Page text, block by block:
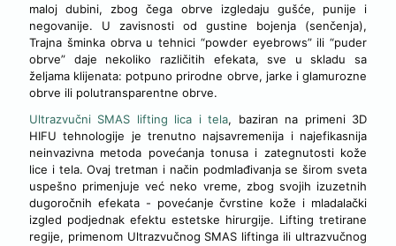
maloj dubini, zbog čega obrve izgledaju gušće, punije i
negovanije. U zavisnosti od gustine bojenja (senčenja),
Trajna šminka obrva u tehnici “powder eyebrows” ili “puder
obrve” daje nekoliko različitih efekata, sve u skladu sa
željama klijenata: potpuno prirodne obrve, jarke i glamurozne
obrve ili polutransparentne obrve.
Ultrazvučni SMAS lifting lica i tela, baziran na primeni 3D
HIFU tehnologije je trenutno najsavremenija i najefikasnija
neinvazivna metoda povećanja tonusa i zategnutosti kože
lice i tela. Ovaj tretman i način podmlađivanja se širom sveta
uspešno primenjuje već neko vreme, zbog svojih izuzetnih
dugoročnih efekata - povećanje čvrstine kože i mladalački
izgled podjednak efektu estetske hirurgije. Lifting tretirane
regije, primenom Ultrazvučnog SMAS liftinga ili ultrazvučnog